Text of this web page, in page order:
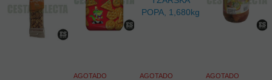
AGOTADO
AGOTADO
AGOTADO